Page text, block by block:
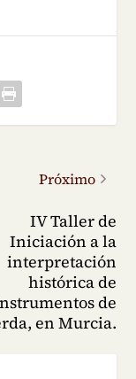
Próximo
IV Taller de
Iniciación a la
interpretación
histórica de
de
en Murcia.